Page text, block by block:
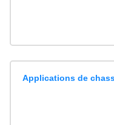
Applications de